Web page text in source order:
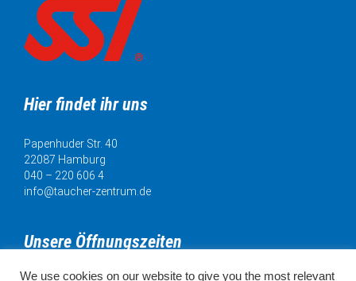
Hier findet ihr uns
Papenhuder Str. 40
22087 Hamburg
040 – 220 606 4
info@taucher-zentrum.de
Unsere Öffnungszeiten
Mo. 11:00 - 18:00 Uhr
We use cookies on our website to give you the most relevant